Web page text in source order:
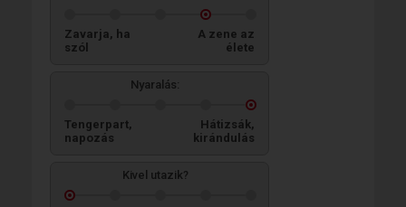
Zavarja, ha
szól
A zene az
élete
Nyaralás:
Tengerpart,
napozás
Hátizsák,
kirándulás
Kivel utazik?